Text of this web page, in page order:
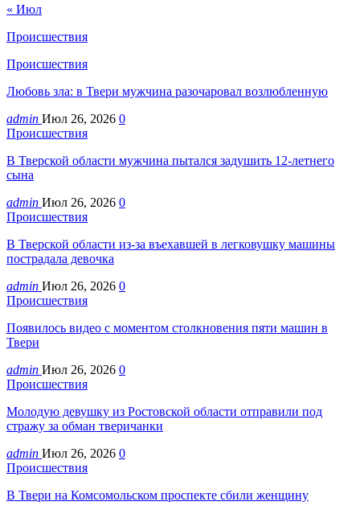
« Июл
Происшествия
Происшествия
Любовь зла: в Твери мужчина разочаровал возлюбленную
admin Июл 26, 2026 0
Происшествия
В Тверской области мужчина пытался задушить 12-летнего
сына
admin Июл 26, 2026 0
Происшествия
В Тверской области из-за въехавшей в легковушку машины
пострадала девочка
admin Июл 26, 2026 0
Происшествия
Появилось видео с моментом столкновения пяти машин в
Твери
admin Июл 26, 2026 0
Происшествия
Молодую девушку из Ростовской области отправили под
стражу за обман тверичанки
admin Июл 26, 2026 0
Происшествия
В Твери на Комсомольском проспекте сбили женщину